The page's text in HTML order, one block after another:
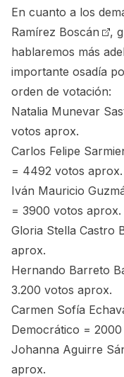
En cuanto a los
Ramírez Boscán
,
hablaremos más
importante osadía
orden de votación:
Natalia Munevar
votos aprox.
Carlos Felipe
= 4492 votos aprox.
Iván Mauricio
= 3900 votos aprox.
Gloria Stella Castro
aprox.
Hernando Barreto
3.200 votos aprox.
Carmen Sofía
Democrático =
Johanna Aguirre
aprox.